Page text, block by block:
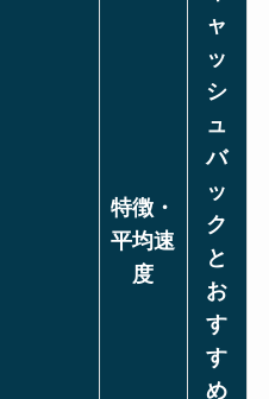
特徴・
平均速
度
ャ
ッ
シ
ュ
バ
ッ
ク
と
お
す
す
め